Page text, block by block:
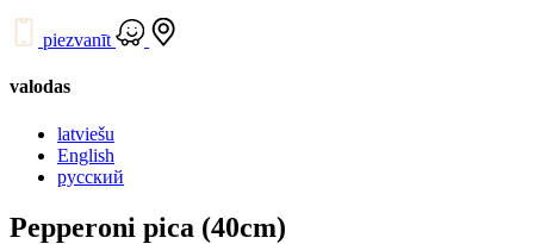
piezvanīt
valodas
latviešu
English
русский
Pepperoni pica (40cm)